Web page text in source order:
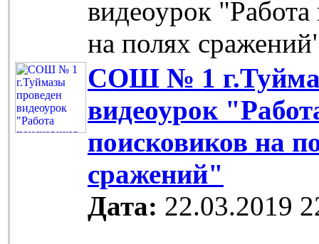
видеоурок "Работа
на полях
СОШ № 1
видеоурок
поисковиков на
сражений"
Дата: 22.03.2019